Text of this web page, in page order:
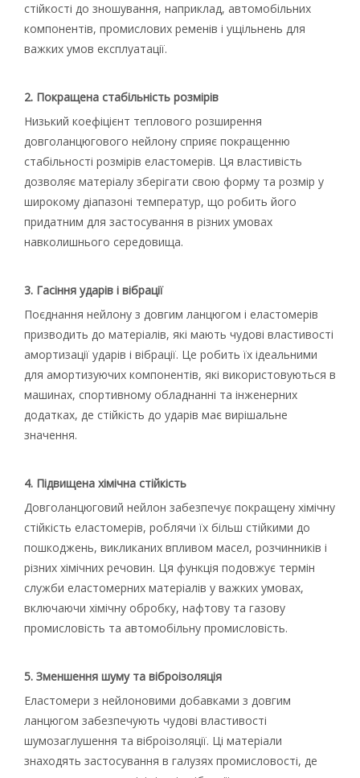
стійкості до зношування, наприклад, автомобільних
компонентів, промислових ременів і ущільнень для
важких умов експлуатації.
2. Покращена стабільність розмірів
Низький коефіцієнт теплового розширення
довголанцюгового нейлону сприяє покращенню
стабільності розмірів еластомерів. Ця властивість
дозволяє матеріалу зберігати свою форму та розмір у
широкому діапазоні температур, що робить його
придатним для застосування в різних умовах
навколишнього середовища.
3. Гасіння ударів і вібрації
Поєднання нейлону з довгим ланцюгом і еластомерів
призводить до матеріалів, які мають чудові властивості
амортизації ударів і вібрації. Це робить їх ідеальними
для амортизуючих компонентів, які використовуються в
машинах, спортивному обладнанні та інженерних
додатках, де стійкість до ударів має вирішальне
значення.
4. Підвищена хімічна стійкість
Довголанцюговий нейлон забезпечує покращену хімічну
стійкість еластомерів, роблячи їх більш стійкими до
пошкоджень, викликаних впливом масел, розчинників і
різних хімічних речовин. Ця функція подовжує термін
служби еластомерних матеріалів у важких умовах,
включаючи хімічну обробку, нафтову та газову
промисловість та автомобільну промисловість.
5. Зменшення шуму та віброізоляція
Еластомери з нейлоновими добавками з довгим
ланцюгом забезпечують чудові властивості
шумозаглушення та віброізоляції. Ці матеріали
знаходять застосування в галузях промисловості, де